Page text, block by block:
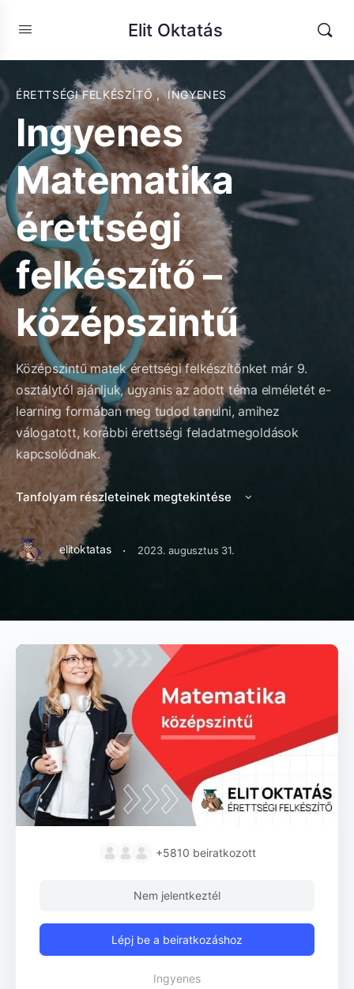
Elit Oktatás
ÉRETTSÉGI FELKÉSZÍTŐ, INGYENES
Ingyenes
Matematika
érettségi
felkészítő –
középszintű
Középszintű matek érettségi felkészítőnket már 9.
osztálytól ajánljuk, ugyanis az adott téma elméletét e-
learning formában meg tudod tanulni, amihez
válogatott, korábbi érettségi feladatmegoldások
kapcsolódnak.
Tanfolyam részleteinek megtekintése
elitoktatas · 2023. augusztus 31.
+5810 beiratkozott
Nem jelentkeztél
Lépj be a beiratkozáshoz
Ingyenes